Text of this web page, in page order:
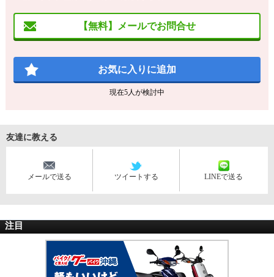
【無料】メールでお問合せ
お気に入りに追加
現在5人が検討中
友達に教える
メールで送る ツイートする LINEで送る
注目